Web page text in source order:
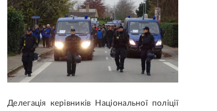
Делегація керівників Національної поліції